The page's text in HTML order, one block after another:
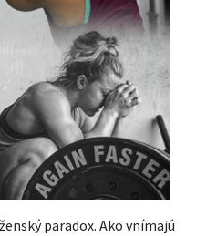
paradox. Ako vnímajú